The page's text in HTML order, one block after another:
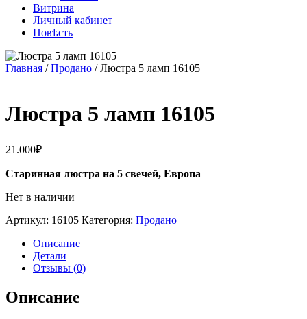
Витрина
Личный кабинет
Повѣсть
Главная /Продано / Люстра 5 ламп 16105
Люстра 5 ламп 16105
21.000₽
Старинная люстра на 5 свечей, Европа
Нет в наличии
Артикул: 16105 Категория: Продано
Описание
Детали
Отзывы (0)
Описание